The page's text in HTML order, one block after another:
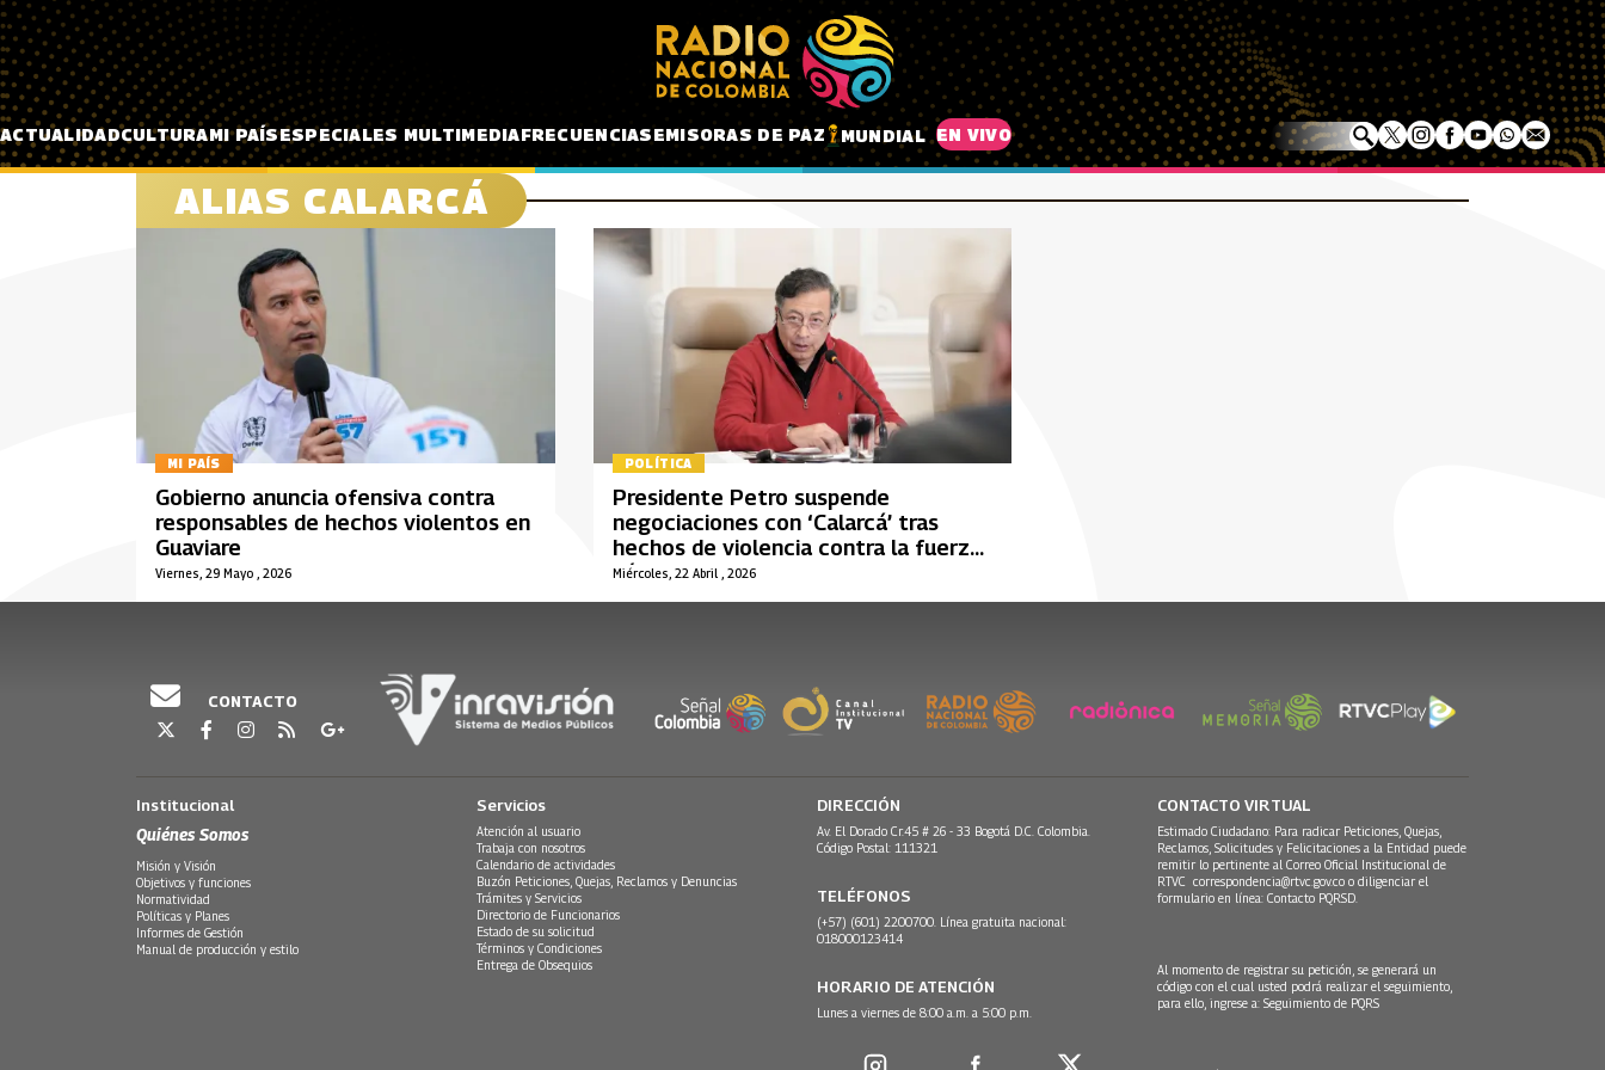
Pasar al contenido principal
ACTUALIDADCULTURAMI PAÍSESPECIALES MULTIMEDIAFRECUENCIASEMISORAS DE PAZ MUNDIAL EN VIVO
ALIAS CALARCÁ
MI PAÍS
Viernes, 29 Mayo , 2026
Gobierno anuncia ofensiva contra
responsables de hechos violentos en
Guaviare
POLÍTICA
Miércoles, 22 Abril , 2026
Presidente Petro suspende
negociaciones con ‘Calarcá’ tras
hechos de violencia contra la fuerza
pública
CONTACTO
Institucional
Quiénes Somos
Misión y Visión
Objetivos y funciones
Normatividad
Políticas y Planes
Informes de Gestión
Manual de producción y estilo
Servicios
Atención al usuario
Trabaja con nosotros
Calendario de actividades
Buzón Peticiones, Quejas, Reclamos y Denuncias
Trámites y Servicios
Directorio de Funcionarios
Estado de su solicitud
Términos y Condiciones
Entrega de Obsequios
DIRECCIÓN
Av. El Dorado Cr.45 # 26 - 33 Bogotá D.C. Colombia.
Código Postal: 111321
TELÉFONOS
(+57) (601) 2200700. Línea gratuita nacional:
018000123414
HORARIO DE ATENCIÓN
Lunes a viernes de 8:00 a.m. a 5:00 p.m.
CONTACTO VIRTUAL
Estimado Ciudadano: Para radicar Peticiones, Quejas,
Reclamos, Solicitudes y Felicitaciones a la Entidad puede
remitir lo pertinente al Correo Oficial Institucional de
RTVC correspondencia@rtvc.gov.co o diligenciar el
formulario en línea: Contacto PQRSD.
Al momento de registrar su petición, se generará un
código con el cual usted podrá realizar el seguimiento,
para ello, ingrese a: Seguimiento de PQRS